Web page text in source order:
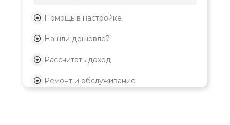
Помощь в настройке
Нашли дешевле?
Рассчитать доход
Ремонт и обслуживание